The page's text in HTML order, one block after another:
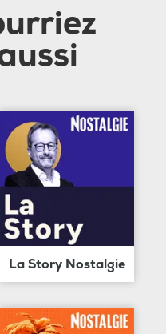
La Story Nostalgie